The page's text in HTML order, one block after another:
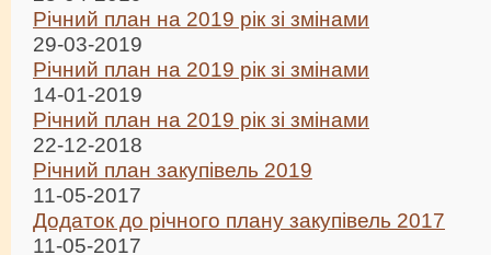
Річний план на 2019 рік зі змінами
29-03-2019
Річний план на 2019 рік зі змінами
14-01-2019
Річний план на 2019 рік зі змінами
22-12-2018
Річний план закупівель 2019
11-05-2017
Додаток до річного плану закупівель 2017
11-05-2017